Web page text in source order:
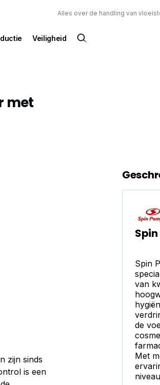
Alles over de handling van
Veiligheid
met
zijn sinds
is een
Spin
Spin
van
de
Met